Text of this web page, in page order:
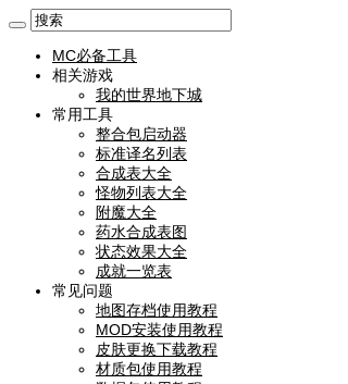
MC必备工具
相关游戏
我的世界地下城
常用工具
整合包启动器
标准译名列表
合成表大全
怪物列表大全
附魔大全
药水合成表图
状态效果大全
成就一览表
常见问题
地图存档使用教程
MOD安装使用教程
皮肤更换下载教程
材质包使用教程